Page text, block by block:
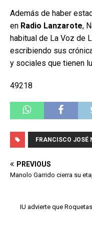
Además de haber
en Radio Lanzarote,
habitual de La Voz de
escribiendo sus
y sociales que tienen
49218
FRANCISCO JOSÉ
PREVIOUS
Manolo Garrido cierra su
IU advierte que